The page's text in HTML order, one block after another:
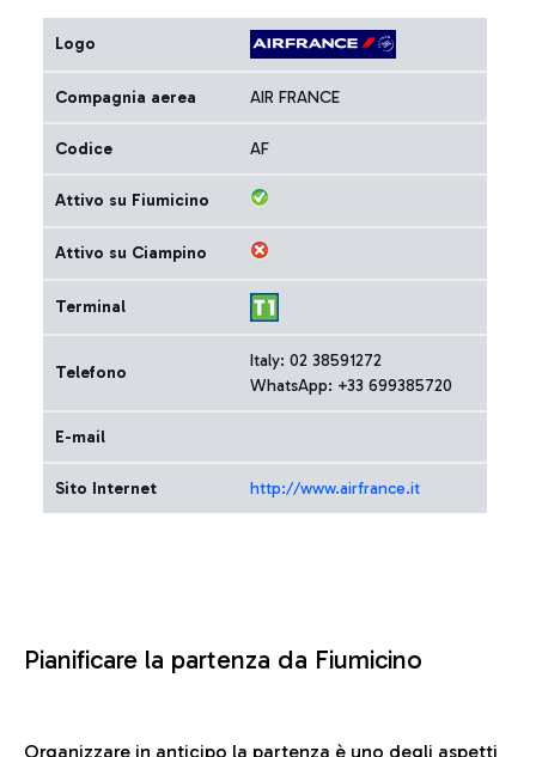
Logo
Compagnia aerea AIR FRANCE
Codice AF
Attivo su Fiumicino
Attivo su Ciampino
Terminal
Telefono
Italy: 02 38591272
WhatsApp: +33 699385720
E-mail
Sito Internet http://www.airfrance.it
Pianificare la partenza da Fiumicino
Organizzare in anticipo la partenza è uno degli aspetti